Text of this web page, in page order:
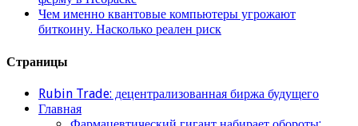
Чем именно квантовые компьютеры угрожают
биткоину. Насколько реален риск
Страницы
Rubin Trade: децентрализованная биржа будущего
Главная